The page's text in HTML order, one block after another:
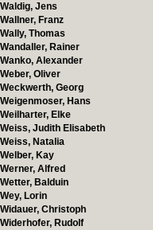
Waldig, Jens
Wallner, Franz
Wally, Thomas
Wandaller, Rainer
Wanko, Alexander
Weber, Oliver
Weckwerth, Georg
Weigenmoser, Hans
Weilharter, Elke
Weiss, Judith Elisabeth
Weiss, Natalia
Welber, Kay
Werner, Alfred
Wetter, Balduin
Wey, Lorin
Widauer, Christoph
Widerhofer, Rudolf